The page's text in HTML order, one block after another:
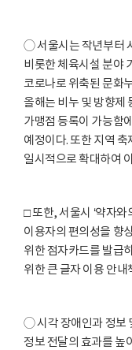
◯ 서울시는 작년부터
비롯한 체육시설 분야
코로나로 위축된 문화
올해는 비누 및 방향제
가맹점 등록이 가능함
예정이다. 또한 지역
일시적으로 확대하여
□ 또한, 서울시 ‘약자와
이용자의 편의성을 향
위한 점자카드를 발급
위한 큰 글자 이용 안
◯ 시각 장애인과 정보
정보 전달의 효과를 높